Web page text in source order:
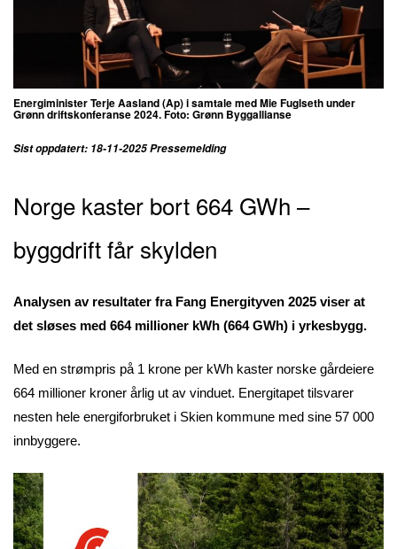
Energiminister Terje Aasland (Ap) i samtale med Mie Fuglseth under
Grønn driftskonferanse 2024. Foto: Grønn Byggallianse
Sist oppdatert: 18-11-2025 Pressemelding
Norge kaster bort 664 GWh –
byggdrift får skylden
Analysen av resultater fra Fang Energityven 2025 viser at
det sløses med 664 millioner kWh (664 GWh) i yrkesbygg.
Med en strømpris på 1 krone per kWh kaster norske gårdeiere
664 millioner kroner årlig ut av vinduet. Energitapet tilsvarer
nesten hele energiforbruket i Skien kommune med sine 57 000
innbyggere.